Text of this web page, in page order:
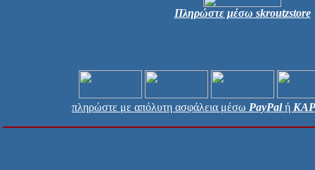
Πληρώστε μέσω skroutzstore
πληρώστε με απόλυτη ασφάλεια μέσω PayPalή